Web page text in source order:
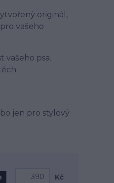
originál,
vašeho
vašeho psa.
jen pro stylový
Kč